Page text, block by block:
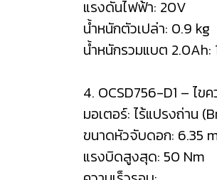
แรงดันไฟฟ้า: 20V
น้ำหนักตัวเปล่า: 0.9 kg
น้ำหนักรวมแบต 2.0Ah:
4. OCSD756-D1 – ไข
มอเตอร์: ไร้แปรงถ่าน
ขนาดหัวจับดอก: 6.35
แรงบิดสูงสุด: 50 Nm